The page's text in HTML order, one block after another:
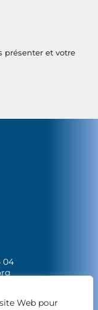
Web pour
présenter et votre
04